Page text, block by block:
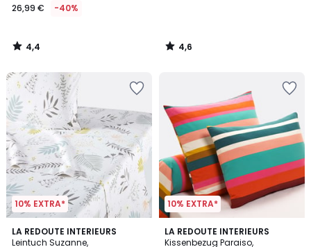
26,99 € -40%
4,4
/
4,6
/
10% EXTRA*
LA REDOUTE INTERIEURS
Leintuch Suzanne,
4,5
/ 5
10% EXTRA*
LA REDOUTE INTERIEURS
Kissenbezug Paraiso,
4,4
/ 5